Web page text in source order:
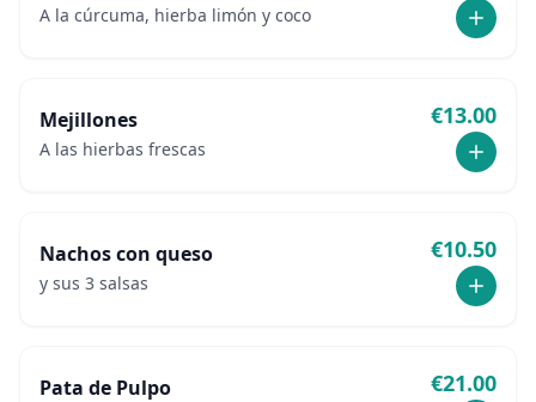
A la cúrcuma, hierba limón y coco
Mejillones
A las hierbas frescas
€13.00
Nachos con queso
y sus 3 salsas
€10.50
Pata de Pulpo €21.00